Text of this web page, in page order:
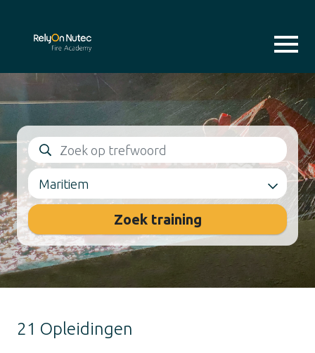
Maritiem
Zoek training
21 Opleidingen